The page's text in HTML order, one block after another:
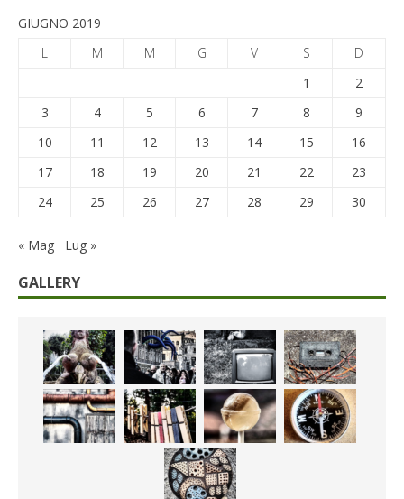
GIUGNO 2019
L
M M G V S
D
1
2
3
4 5 6 7 8
9
10
11 12 13 14 15
16
17
18 19 20 21 22
23
24
25 26 27 28 29 30
« Mag Lug »
GALLERY